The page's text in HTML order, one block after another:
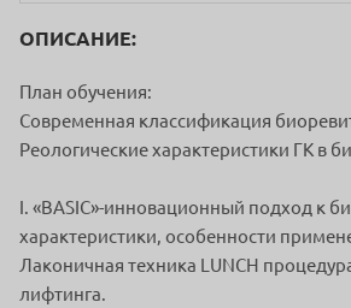
ОПИСАНИЕ:
План обучения:
Современная классификация
Реологические характеристики ГК в
I. «BASIC»-инновационный подход к
характеристики, особенности
Лаконичная техника LUNCH
лифтинга.